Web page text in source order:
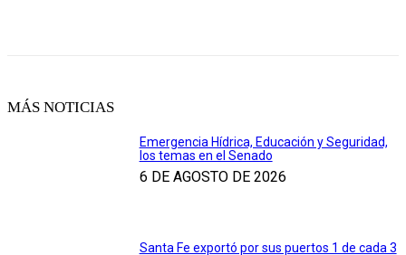
MÁS NOTICIAS
Emergencia Hídrica, Educación y Seguridad,
los temas en el Senado
6 DE AGOSTO DE 2026
Santa Fe exportó por sus puertos 1 de cada 3